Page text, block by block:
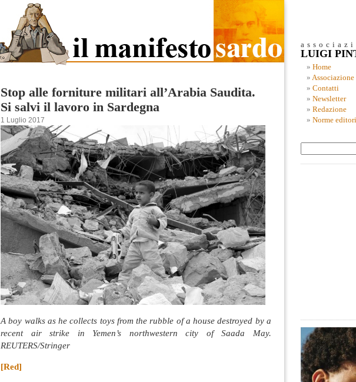
Stop alle forniture militari all’Arabia Saudita.
Si salvi il lavoro in Sardegna
1 Luglio 2017
A boy walks as he collects toys from the rubble of a house destroyed by a
recent air strike in Yemen’s northwestern city of Saada May.
REUTERS/Stringer
[Red]
LUIGI
Home
Associazione
Contatti
Newsletter
Redazione
Norme